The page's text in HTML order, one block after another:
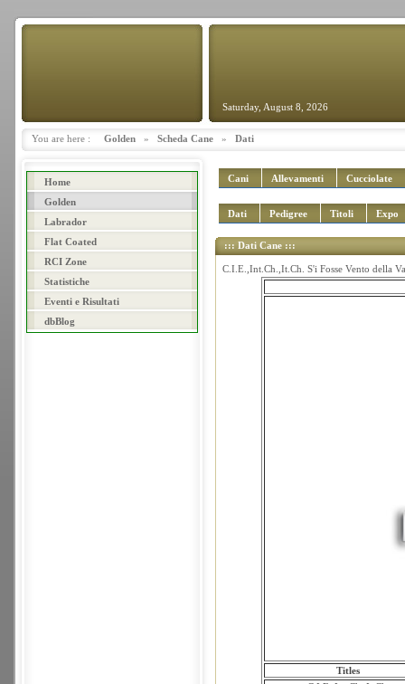
Saturday, August 8, 2026
You are here : Golden » Scheda Cane » Dati
Home
Golden
Labrador
Flat Coated
RCI Zone
Statistiche
Eventi e Risultati
dbBlog
Cani Allevamenti Cucciolate
Dati Pedigree Titoli Expo
::: Dati Cane :::
C.I.E.,Int.Ch.,It.Ch. S'i Fosse Vento della
Titles